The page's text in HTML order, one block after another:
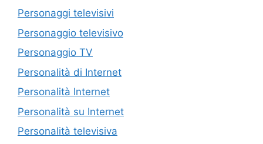
Personaggi televisivi
Personaggio televisivo
Personaggio TV
Personalità di Internet
Personalità Internet
Personalità su Internet
Personalità televisiva